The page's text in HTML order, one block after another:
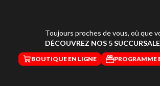
Toujours proches de vous, où que
DÉCOUVREZ NOS 5
BOUTIQUE EN LIGNE PROGRAMME